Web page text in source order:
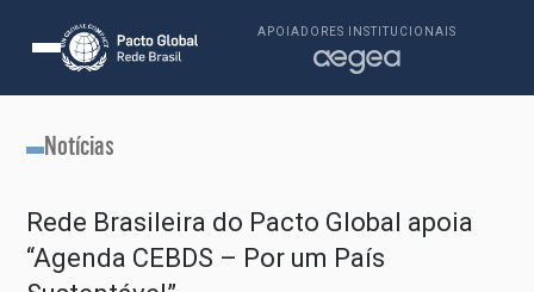
APOIADORES INSTITUCIONAIS
Notícias
Rede Brasileira do Pacto Global apoia
“Agenda CEBDS – Por um País